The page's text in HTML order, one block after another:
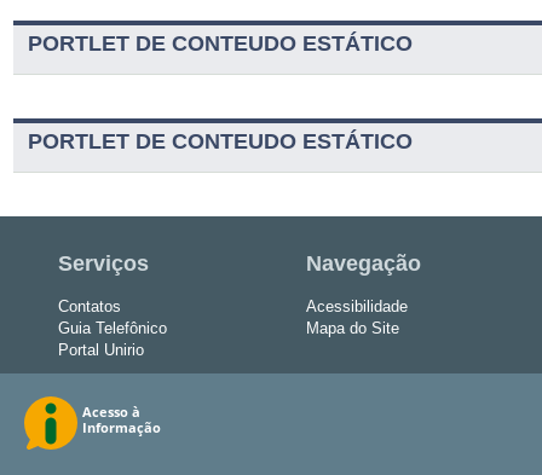
PORTLET DE CONTEUDO ESTÁTICO
PORTLET DE CONTEUDO ESTÁTICO
Serviços
Contatos
Guia Telefônico
Portal Unirio
Navegação
Acessibilidade
Mapa do Site